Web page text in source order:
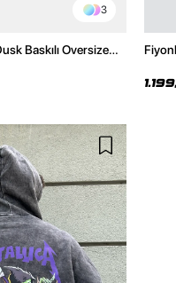
3
Baskılı Oversize